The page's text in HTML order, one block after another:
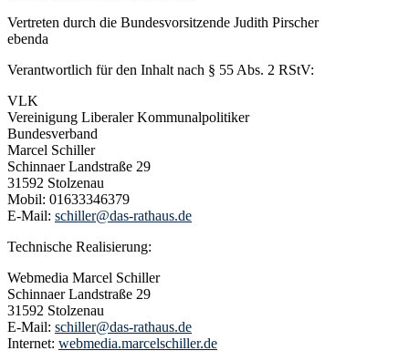
Vertreten durch die Bundesvorsitzende Judith Pirscher
ebenda
Verantwortlich für den Inhalt nach § 55 Abs. 2 RStV:
VLK
Vereinigung Liberaler Kommunalpolitiker
Bundesverband
Marcel Schiller
Schinnaer Landstraße 29
31592 Stolzenau
Mobil: 01633346379
E-Mail: schiller@das-rathaus.de
Technische Realisierung:
Webmedia Marcel Schiller
Schinnaer Landstraße 29
31592 Stolzenau
E-Mail: schiller@das-rathaus.de
Internet: webmedia.marcelschiller.de